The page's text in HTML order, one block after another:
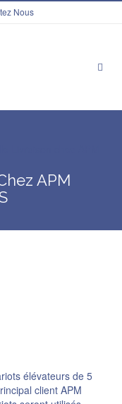
Nous
APM
élévateurs de 5
client APM